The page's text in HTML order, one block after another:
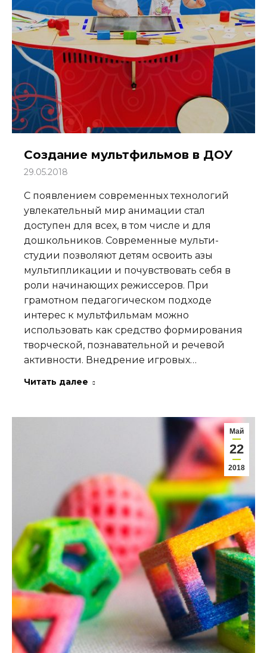
Создание мультфильмов в ДОУ
29.05.2018
С появлением современных технологий
увлекательный мир анимации стал
доступен для всех, в том числе и для
дошкольников. Современные мульти-
студии позволяют детям освоить азы
мультипликации и почувствовать себя в
роли начинающих режиссеров. При
грамотном педагогическом подходе
интерес к мультфильмам можно
использовать как средство формирования
творческой, познавательной и речевой
активности. Внедрение игровых…
Читать далее
Май
22
2018